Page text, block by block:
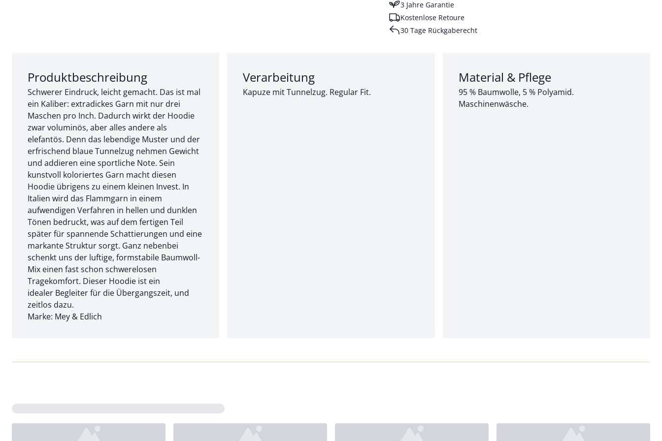
3 Jahre Garantie
Kostenlose Retoure
30 Tage Rückgaberecht
Abschnitt 1 von 3:
Produktbeschreibung
Schwerer Eindruck, leicht gemacht. Das ist mal
ein Kaliber: extradickes Garn mit nur drei
Maschen pro Inch. Dadurch wirkt der Hoodie
zwar voluminös, aber alles andere als
elefantös. Denn das lebendige Muster und der
erfrischend blaue Tunnelzug nehmen Gewicht
und addieren eine sportliche Note. Sein
kunstvoll koloriertes Garn macht diesen
Hoodie übrigens zu einem kleinen Invest. In
Italien wird das Flammgarn in einem
aufwendigen Verfahren in hellen und dunklen
Tönen bedruckt, was auf dem fertigen Teil
später für spannende Schattierungen und eine
markante Struktur sorgt. Ganz nebenbei
schenkt uns der luftige, formstabile Baumwoll-
Mix einen fast schon schwerelosen
Tragekomfort. Dieser Hoodie ist ein
idealer Begleiter für die Übergangszeit, und
zeitlos dazu.
Marke: Mey & Edlich
Abschnitt 2 von 3:
Verarbeitung
Kapuze mit Tunnelzug. Regular Fit.
Abschnitt 3 von 3:
Material & Pflege
95 % Baumwolle, 5 % Polyamid.
Maschinenwäsche.